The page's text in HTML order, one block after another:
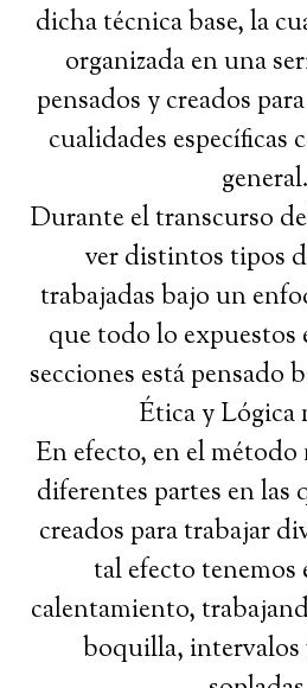
dicha técnica base, la
organizada en una
pensados y creados
cualidades específicas
general.
Durante el transcurso
ver distintos tipos
trabajadas bajo un
que todo lo expuestos
secciones está pensado
Ética y Lógica
En efecto, en el
diferentes partes en las
creados para trabajar
tal efecto tenemos
calentamiento,
boquilla, intervalos